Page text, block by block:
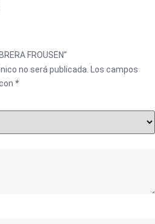
FROUSEN”
no será publicada.
Los campos
*